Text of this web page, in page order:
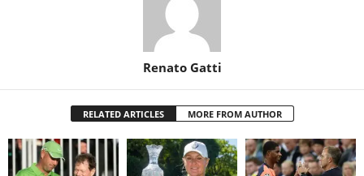
Renato Gatti
RELATED ARTICLES MORE FROM AUTHOR